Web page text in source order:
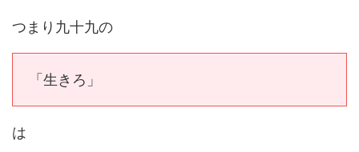
つまり九十九の
「生きろ」
は